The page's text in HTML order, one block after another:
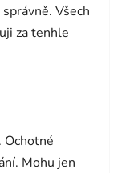
Všech
za tenhle
Mohu jen